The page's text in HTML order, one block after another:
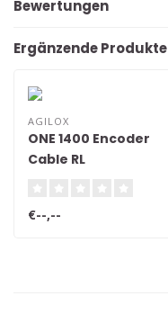
Bewertungen
Ergänzende Produkte
AGILOX
ONE 1400 Encoder
Cable RL
€--,--